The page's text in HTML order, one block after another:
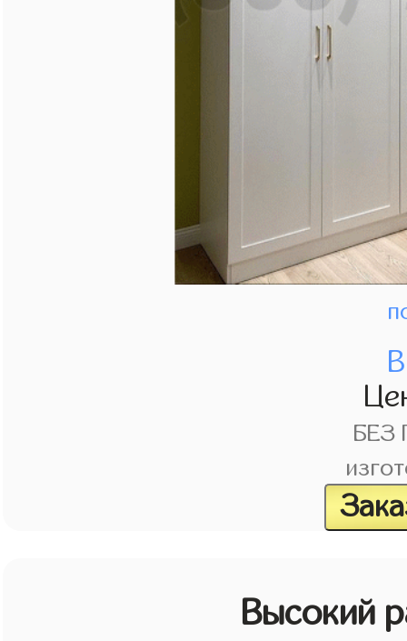
БЕЗ
Высокий